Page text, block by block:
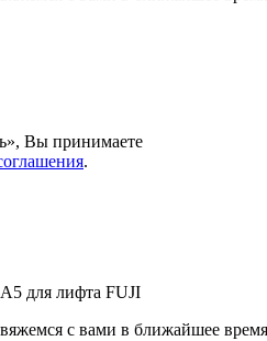
Вы принимаете
.
для лифта FUJI
с вами в ближайшее время